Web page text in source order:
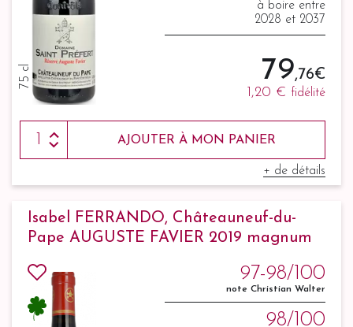
75 cl
à boire entre
2028 et 2037
79,76 €
1,20 € fidélité
AJOUTER À MON PANIER
+ de détails
Isabel FERRANDO, Châteauneuf-du-
Pape AUGUSTE FAVIER 2019 magnum
97-98/100
note Christian Walter
98/100